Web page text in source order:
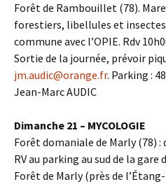
Forêt de Rambouillet (78).
forestiers, libellules et
commune avec l’OPIE. Rdv
Sortie de la journée, prévoir
jm.audic@orange.fr. Parking :
Jean-Marc AUDIC
Dimanche 21 – MYCOLOGIE
Forêt domaniale de Marly (78) :
RV au parking au sud de la
Forêt de Marly (près de